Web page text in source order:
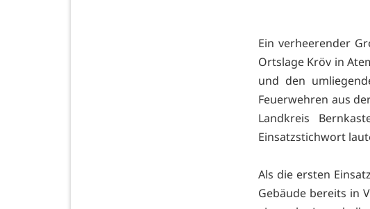
Ein verheerender
Ortslage Kröv in
und den
Feuerwehren aus
Landkreis
Einsatzstichwort
Als die ersten
Gebäude bereits in